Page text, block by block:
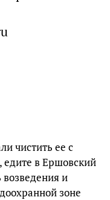
чистить ее с
едите в Ершовский
возведения и
зоне